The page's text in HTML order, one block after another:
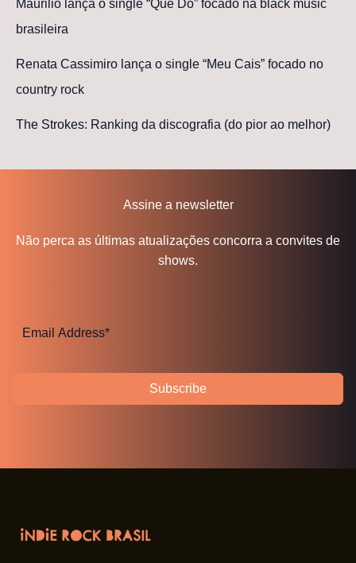
Maurilio lança o single “Que Dó” focado na black music
brasileira
Renata Cassimiro lança o single “Meu Cais” focado no
country rock
The Strokes: Ranking da discografia (do pior ao melhor)
Assine a newsletter
Não perca as últimas atualizações concorra a convites de
shows.
Subscribe